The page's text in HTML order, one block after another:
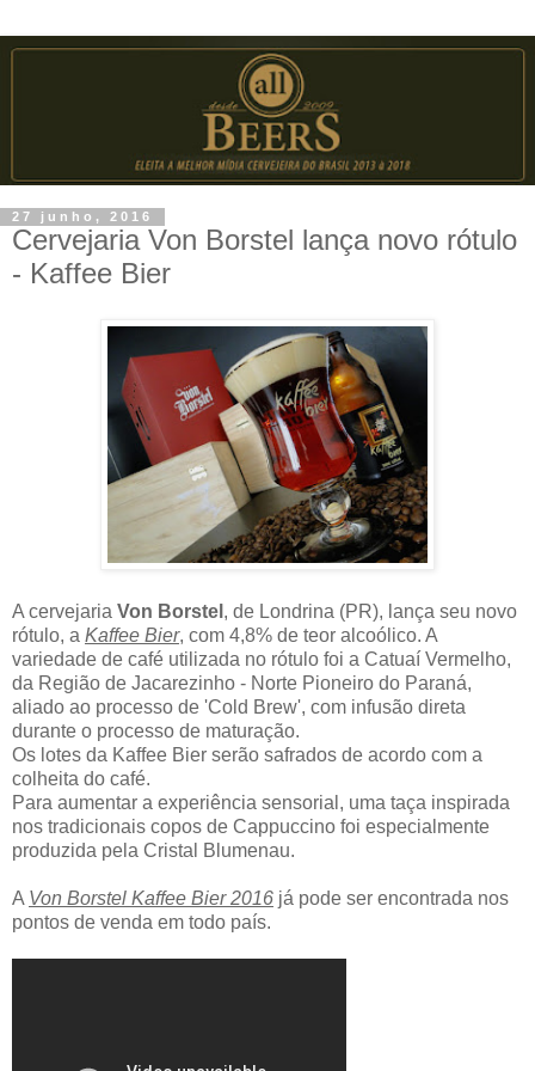
27 junho, 2016
Cervejaria Von Borstel lança novo rótulo
- Kaffee Bier
A cervejaria Von Borstel , de Londrina (PR), lança seu novo
rótulo, a Kaffee Bier, com 4,8% de teor alcoólico. A
variedade de café utilizada no rótulo foi a Catuaí Vermelho,
da Região de Jacarezinho - Norte Pioneiro do Paraná,
aliado ao processo de 'Cold Brew', com infusão direta
durante o processo de maturação.
Os lotes da Kaffee Bier serão safrados de acordo com a
colheita do café.
Para aumentar a experiência sensorial, uma taça inspirada
nos tradicionais copos de Cappuccino foi especialmente
produzida pela Cristal Blumenau.
A Von Borstel Kaffee Bier 2016 já pode ser encontrada nos
pontos de venda em todo país.